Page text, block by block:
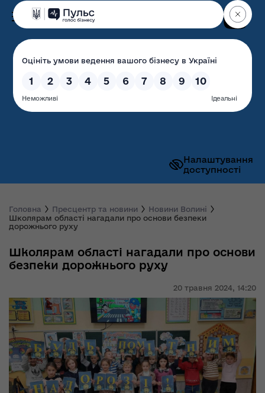
Налаштування
доступності
Волинська обласна
державна адміністрація
Головна Пресцентр та новини
Новини Волині
Школярам області нагадали про основи безпеки
дорожнього руху
20 травня 2024, 14:20
Школярам області нагадали про основи
безпеки дорожнього руху